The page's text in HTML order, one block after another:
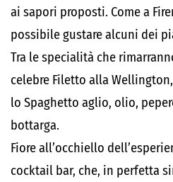
ai sapori proposti. Come a
possibile gustare alcuni dei
Tra le specialità che
celebre Filetto alla
lo Spaghetto aglio, olio,
bottarga.
Fiore all’occhiello
cocktail bar, che, in perfetta